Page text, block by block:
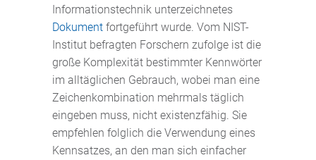
Informationstechnik unterzeichnetes
Dokument fortgeführt wurde. Vom NIST-
Institut befragten Forschern zufolge ist die
große Komplexität bestimmter Kennwörter
im alltäglichen Gebrauch, wobei man eine
Zeichenkombination mehrmals täglich
eingeben muss, nicht existenzfähig. Sie
empfehlen folglich die Verwendung eines
Kennsatzes, an den man sich einfacher